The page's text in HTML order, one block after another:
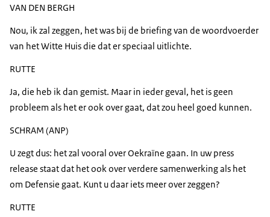
VAN DEN BERGH
Nou, ik zal zeggen, het was bij de briefing van de woordvoerder
van het Witte Huis die dat er speciaal uitlichte.
RUTTE
Ja, die heb ik dan gemist. Maar in ieder geval, het is geen
probleem als het er ook over gaat, dat zou heel goed kunnen.
SCHRAM (ANP)
U zegt dus: het zal vooral over Oekraïne gaan. In uw press
release staat dat het ook over verdere samenwerking als het
om Defensie gaat. Kunt u daar iets meer over zeggen?
RUTTE